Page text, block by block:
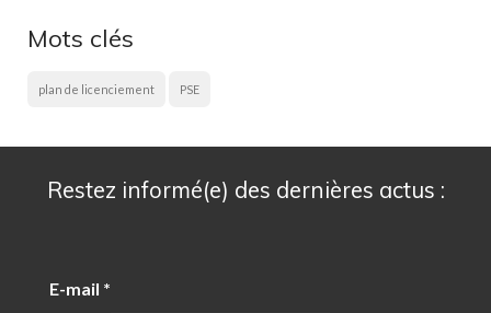
Mots clés
plan de licenciement PSE
Restez informé(e) des dernières actus :
E-mail *